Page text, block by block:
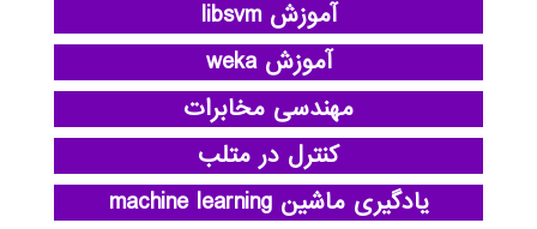
آموزش libsvm
آموزش weka
مهندسی مخابرات
کنترل در متلب
یادگیری ماشین machine learning